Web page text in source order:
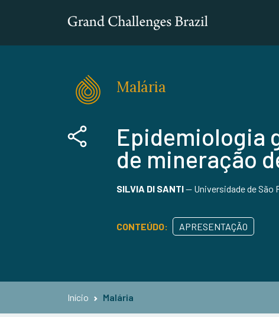
Malária
Epidemiologia
de mineração
SILVIA DI SANTI— Universidade de São
CONTEÚDO: APRESENTAÇÃO
Início Malária